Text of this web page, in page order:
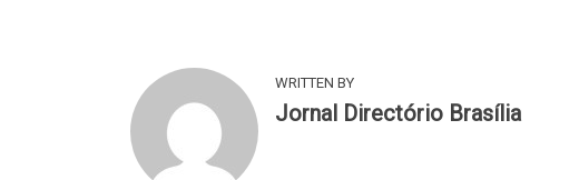
WRITTEN BY
Jornal Directório Brasília